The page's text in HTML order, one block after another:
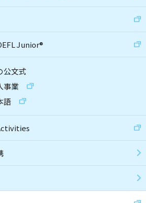
Junior®
公文式
事業
語